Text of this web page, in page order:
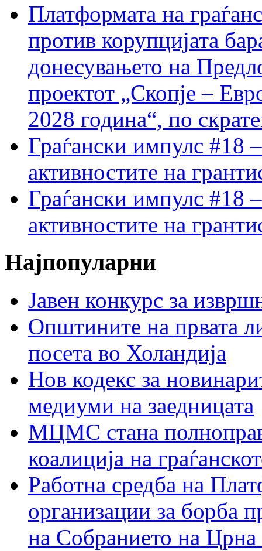
Платформата на
против корупцијата
донесувањето на
проектот „Скопје –
2028 година“, по
Граѓански импулс #18
активностите на
Граѓански импулс #18
активностите на
Најпопуларни
Јавен конкурс за
Општините на првата
посета во Холандија
Нов кодекс за
медиуми на заедницата
МЦМС стана
коалиција на
Работна средба на
организации за борба
на Собранието на Црна